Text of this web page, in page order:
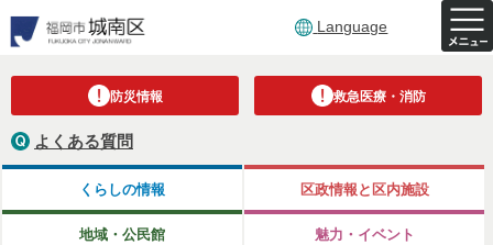
Language
防災情報 救急医療・消防
よくある質問
くらしの情報 区政情報と区内施設
地域・公民館 魅力・イベント